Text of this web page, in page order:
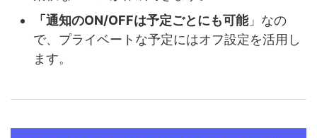
「通知のON/OFFは予定ごとにも可能」なの
で、プライベートな予定にはオフ設定を活用し
ます。